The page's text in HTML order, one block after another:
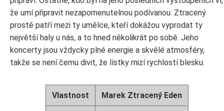
že umí připravit nezapomenutelnou podívanou. Ztracený
prostě patří mezi ty umělce, kteří dokážou vyprodat ty
největší haly u nás, a to hned několikrát po sobě. Jeho
koncerty jsou vždycky plné energie a skvělé atmosféry,
takže se není čemu divit, že lístky mizí rychlostí blesku.
Vlastnost Marek Ztracený Eden